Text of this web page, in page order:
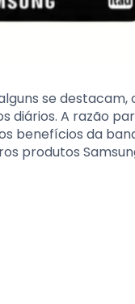
se destacam,
diários. A razão
benefícios da
produtos